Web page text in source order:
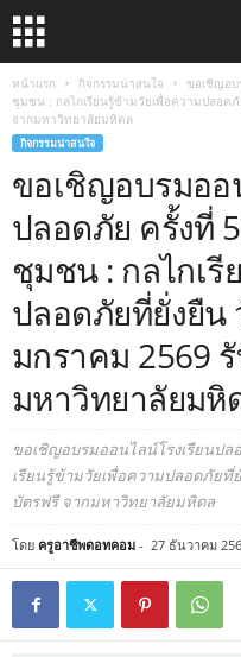
หน้าแรก กิจกรรมน่าสนใจ
ขอเชิญอบ
ชุมชน : กลไกเรียนรู้ข้ามวัยเพื่อความปลอดภั
จากมหาวิทยาลัยมหิดล
กิจกรรมน่าสนใจ
ขอเชิญอบรมออ
ปลอดภัย ครั้งที่
ชุมชน : กลไกเ
ปลอดภัยที่ยั่งยืน
มกราคม 2569
มหาวิทยาลัยมหิ
ขอเชิญอบรมออนไลน์โรงเรียนปล
เรียนรู้ข้ามวัยเพื่อความปลอดภัยที่
บัตรฟรี จากมหาวิทยาลัยมหิดล
โดย ครูอาชีพดอทคอม - 27 ธันวาคม